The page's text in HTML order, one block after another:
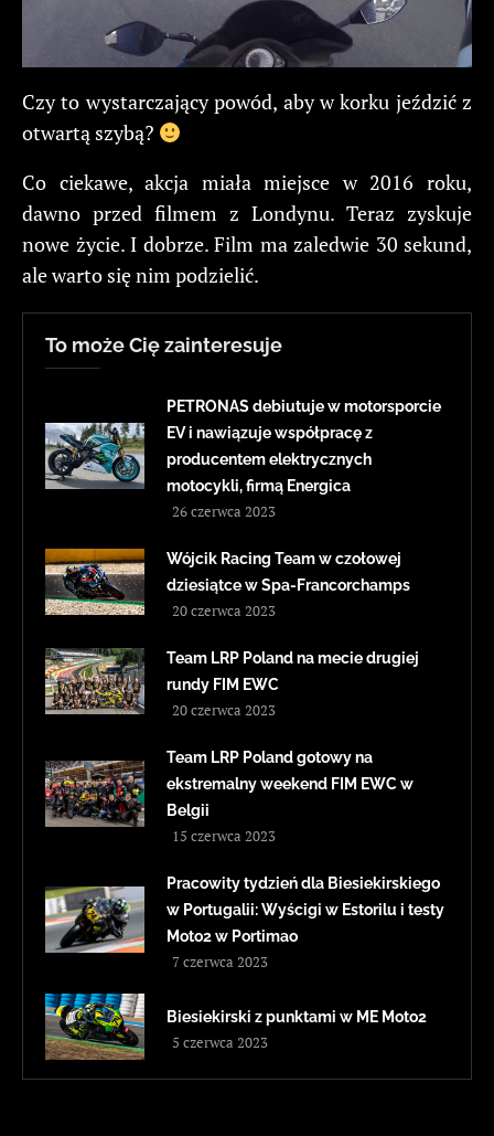
Czy to wystarczający powód, aby w korku jeździć z
otwartą szybą?
Co ciekawe, akcja miała miejsce w 2016 roku,
dawno przed filmem z Londynu. Teraz zyskuje
nowe życie. I dobrze. Film ma zaledwie 30 sekund,
ale warto się nim podzielić.
To może Cię zainteresuje
PETRONAS debiutuje w motorsporcie
EV i nawiązuje współpracę z
producentem elektrycznych
motocykli, firmą Energica
26 czerwca 2023
Wójcik Racing Team w czołowej
dziesiątce w Spa-Francorchamps
20 czerwca 2023
Team LRP Poland na mecie drugiej
rundy FIM EWC
20 czerwca 2023
Team LRP Poland gotowy na
ekstremalny weekend FIM EWC w
Belgii
15 czerwca 2023
Pracowity tydzień dla Biesiekirskiego
w Portugalii: Wyścigi w Estorilu i testy
Moto2 w Portimao
7 czerwca 2023
Biesiekirski z punktami w ME Moto2
5 czerwca 2023